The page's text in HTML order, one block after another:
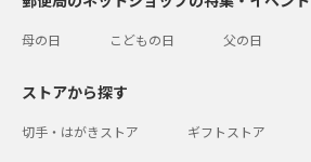
母の日 こどもの日 父の日
ストアから探す
切手・はがきストア ギフトストア